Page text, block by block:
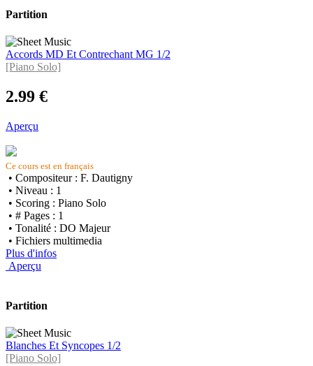
Partition
Accords MD Et Contrechant MG 1/2
[Piano Solo]
2.99 €
Aperçu
Ce cours est en français
• Compositeur : F. Dautigny
• Niveau : 1
• Scoring : Piano Solo
• # Pages : 1
• Tonalité : DO Majeur
• Fichiers multimedia
Plus d'infos
Aperçu
Partition
Blanches Et Syncopes 1/2
[Piano Solo]